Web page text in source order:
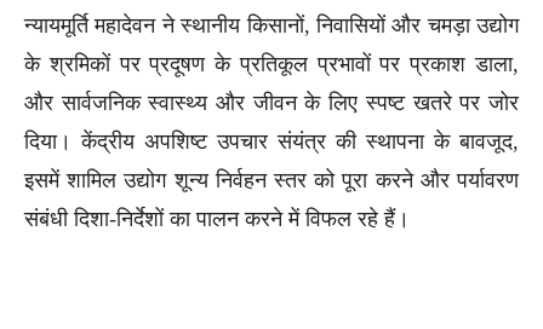
न्यायमूर्ति महादेवन ने स्थानीय किसानों, निवासियों और चमड़ा उद्योग
के श्रमिकों पर प्रदूषण के प्रतिकूल प्रभावों पर प्रकाश डाला,
और सार्वजनिक स्वास्थ्य और जीवन के लिए स्पष्ट खतरे पर जोर
दिया। केंद्रीय अपशिष्ट उपचार संयंत्र की स्थापना के बावजूद,
इसमें शामिल उद्योग शून्य निर्वहन स्तर को पूरा करने और पर्यावरण
संबंधी दिशा-निर्देशों का पालन करने में विफल रहे हैं।